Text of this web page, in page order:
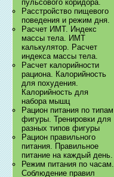
пульсового коридора.
Расстройство пищевого
поведения и режим дня.
Расчет ИМТ. Индекс
массы тела. ИМТ
калькулятор. Расчет
индекса массы тела.
Расчет калорийности
рациона. Калорийность
для похудения.
Калорийность для
набора мышц
Рацион питания по типам
фигуры. Тренировки для
разных типов фигуры
Рацион правильного
питания. Правильное
питание на каждый день.
Режим питания по часам.
Соблюдение правил